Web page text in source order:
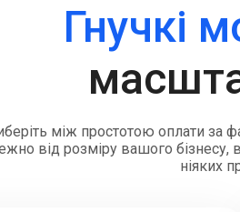
Гнучкі
між простотою оплати за
від розміру вашого бізнесу,
ніяких